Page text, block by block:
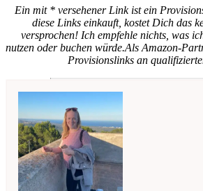
Ein mit * versehener Link ist ein
diese Links einkauft, kostet Dich das
versprochen! Ich empfehle nichts, was
nutzen oder buchen würde.Als Amazon-
Provisionslinks an